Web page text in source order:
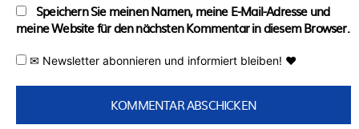
Speichern Sie meinen Namen, meine E-Mail-Adresse und
meine Website für den nächsten Kommentar in diesem Browser.
✉ Newsletter abonnieren und informiert bleiben! ♥